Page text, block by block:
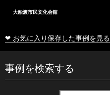
大船渡市民文化会館
❤ お気に入り保存した事例を見る
事例を検索する